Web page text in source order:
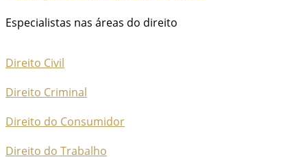
Especialistas nas áreas do direito
Direito Civil
Direito Criminal
Direito do Consumidor
Direito do Trabalho